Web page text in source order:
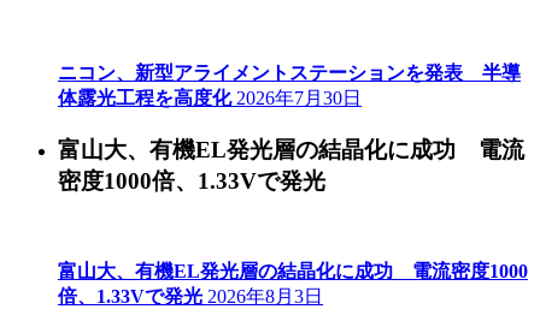
ニコン、新型アライメントステーションを発表 半導
体露光工程を高度化 2026年7月30日
富山大、有機EL発光層の結晶化に成功 電流
密度1000倍、1.33Vで発光
富山大、有機EL発光層の結晶化に成功 電流密度1000
倍、1.33Vで発光 2026年8月3日